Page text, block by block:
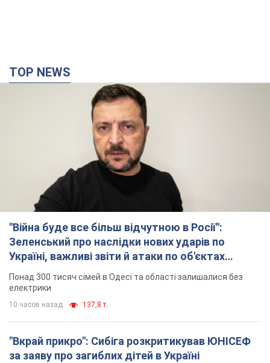
TOP NEWS
"Війна буде все більш відчутною в Росії":
Зеленський про наслідки нових ударів по
Україні, важливі звіти й атаки по об'єктах
ворога. Відео
Понад 300 тисяч сімей в Одесі та області залишалися без
електрики
10 часов назад 137,8 т.
"Вкрай прикро": Сибіга розкритикував ЮНІСЕФ
за заяву про загиблих дітей в Україні